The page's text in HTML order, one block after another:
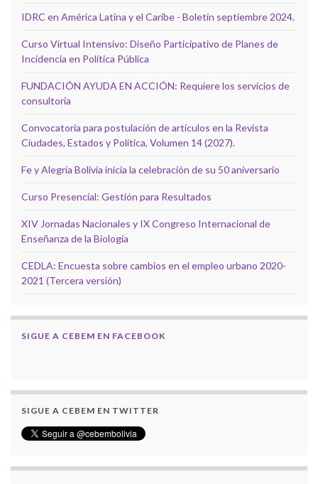
IDRC en América Latina y el Caribe - Boletín septiembre 2024.
Curso Virtual Intensivo: Diseño Participativo de Planes de
Incidencia en Política Pública
FUNDACIÓN AYUDA EN ACCIÓN: Requiere los servicios de
consultoría
Convocatoria para postulación de artículos en la Revista
Ciudades, Estados y Política, Volumen 14 (2027).
Fe y Alegría Bolivia inicia la celebración de su 50 aniversario
Curso Presencial: Gestión para Resultados
XIV Jornadas Nacionales y IX Congreso Internacional de
Enseñanza de la Biología
CEDLA: Encuesta sobre cambios en el empleo urbano 2020-
2021 (Tercera versión)
SIGUE A CEBEM EN FACEBOOK
SIGUE A CEBEM EN TWITTER